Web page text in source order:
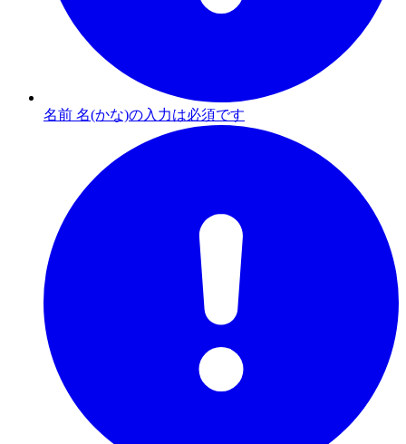
名前 名(かな)の入力は必須です